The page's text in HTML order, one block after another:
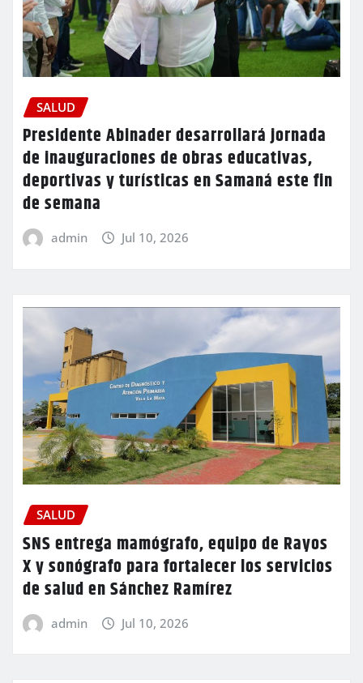
SALUD
Presidente Abinader desarrollará jornada
de inauguraciones de obras educativas,
deportivas y turísticas en Samaná este fin
de semana
admin Jul 10, 2026
SALUD
SNS entrega mamógrafo, equipo de Rayos
X y sonógrafo para fortalecer los servicios
de salud en Sánchez Ramírez
admin Jul 10, 2026